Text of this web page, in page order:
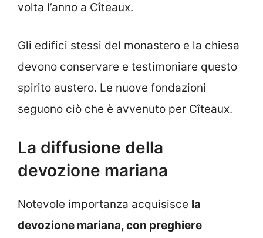
volta l’anno a Cîteaux.
Gli edifici stessi del monastero e la chiesa
devono conservare e testimoniare questo
spirito austero. Le nuove fondazioni
seguono ciò che è avvenuto per Cîteaux.
La diffusione della
devozione mariana
Notevole importanza acquisisce la
devozione mariana, con preghiere